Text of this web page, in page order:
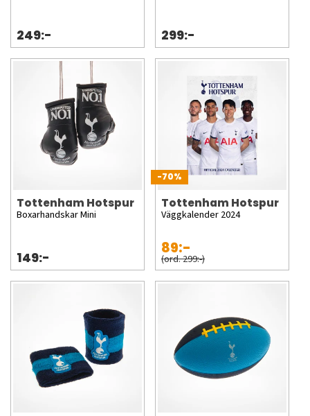
249:- 299:-
Tottenham Hotspur
Boxarhandskar Mini
149:-
-70%
Tottenham Hotspur
Väggkalender 2024
89:-
(ord. 299:-)